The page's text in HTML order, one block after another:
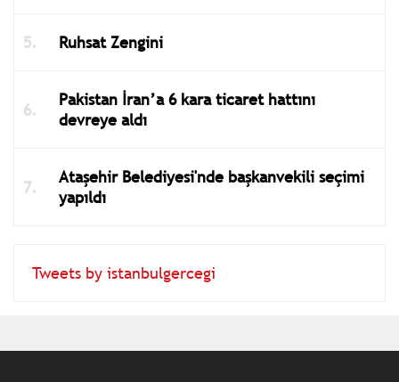
Ruhsat Zengini
Pakistan İran’a 6 kara ticaret hattını
devreye aldı
Ataşehir Belediyesi'nde başkanvekili seçimi
yapıldı
Tweets by istanbulgercegi